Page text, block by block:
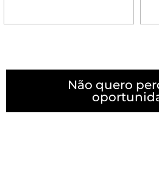
Não quero